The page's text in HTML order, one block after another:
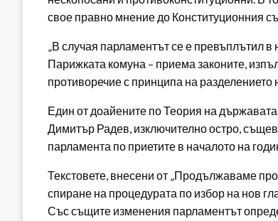
свое правно мнение до Конституционния
„В случая парламентът се е превъплътил
Парижката комуна – приема законите,
противоречие с принципа на
Един от доайените по Теория на
Димитър Радев, изключително остро,
парламента по приетите в началото на
Текстовете, внесени от „Продължаваме
спиране на процедурата по избор на нов
Със същите изменения парламентът